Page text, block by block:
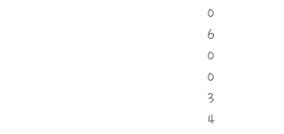
0
6
0
0
3
4